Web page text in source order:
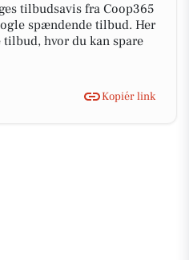
tilbudsavis fra Coop365
spændende tilbud. Her
hvor du kan spare
Kopiér link